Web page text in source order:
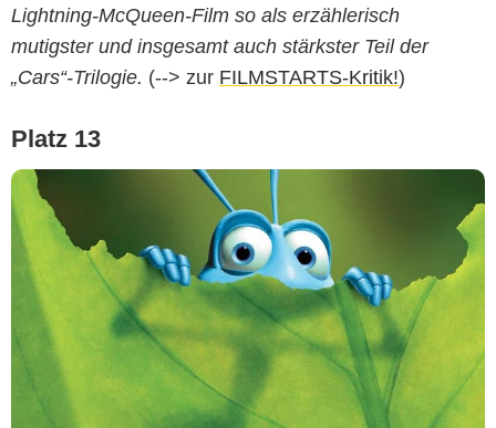
Lightning-McQueen-Film so als erzählerisch
mutigster und insgesamt auch stärkster Teil der
„Cars“-Trilogie. (--> zur FILMSTARTS-Kritik!)
Platz 13